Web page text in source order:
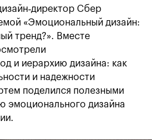
Сбер
«Эмоциональный дизайн:
тренд?». Вместе
и иерархию дизайна: как
и надежности
поделился полезными
эмоционального дизайна